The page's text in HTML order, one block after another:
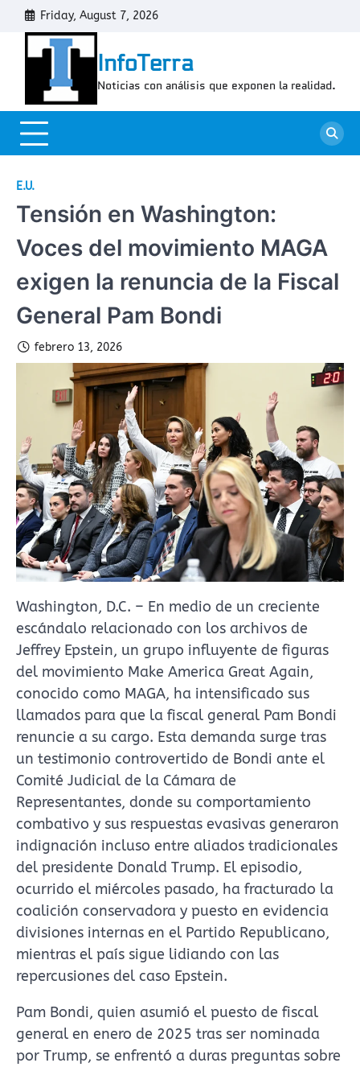
Skip
content
Friday, August 7, 2026
InfoTerra
Noticias con análisis que exponen la realidad.
E.U.
Tensión en Washington:
Voces del movimiento MAGA
exigen la renuncia de la Fiscal
General Pam Bondi
febrero 13, 2026
Washington, D.C. – En medio de un creciente
escándalo relacionado con los archivos de
Jeffrey Epstein, un grupo influyente de figuras
del movimiento Make America Great Again,
conocido como MAGA, ha intensificado sus
llamados para que la fiscal general Pam Bondi
renuncie a su cargo. Esta demanda surge tras
un testimonio controvertido de Bondi ante el
Comité Judicial de la Cámara de
Representantes, donde su comportamiento
combativo y sus respuestas evasivas generaron
indignación incluso entre aliados tradicionales
del presidente Donald Trump. El episodio,
ocurrido el miércoles pasado, ha fracturado la
coalición conservadora y puesto en evidencia
divisiones internas en el Partido Republicano,
mientras el país sigue lidiando con las
repercusiones del caso Epstein.
Pam Bondi, quien asumió el puesto de fiscal
general en enero de 2025 tras ser nominada
por Trump, se enfrentó a duras preguntas sobre